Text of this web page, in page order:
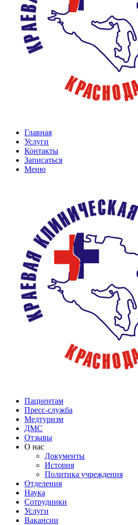
Главная
Услуги
Контакты
Записаться
Меню
Пациентам
Пресс-служба
Медтуризм
ДМС
Отзывы
О нас
Документы
История
Политика учреждения
Отделения
Наука
Сотрудники
Услуги
Вакансии